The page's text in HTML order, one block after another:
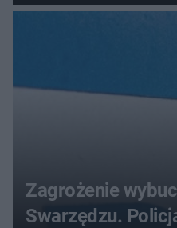
Zagrożenie
Swarzędzu.